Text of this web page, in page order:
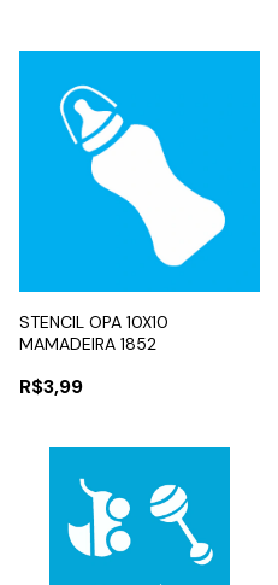
STENCIL OPA 10X10
MAMADEIRA 1852
R$3,99